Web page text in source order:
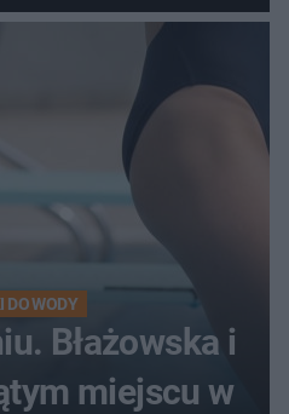
DO WODY
Błażowska i
miejscu w